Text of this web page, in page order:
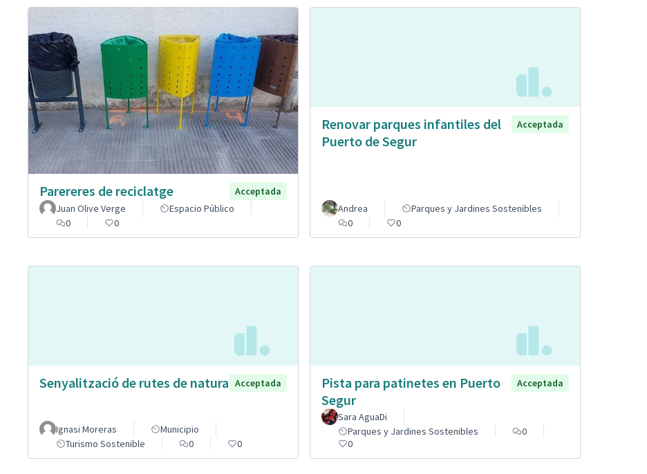
Parereres de reciclatge
Acceptada
Juan Olive Verge
Espacio Público
0
0
Renovar parques infantiles del
Puerto de Segur
Acceptada
Andrea
Parques y Jardines Sostenibles
0
0
Senyalització de rutes de natura Acceptada
Ignasi Moreras
Municipio
Turismo Sostenible
0 0
Pista para patinetes en Puerto
Segur
Acceptada
Sara AguaDi
Parques y Jardines Sostenibles
0
0